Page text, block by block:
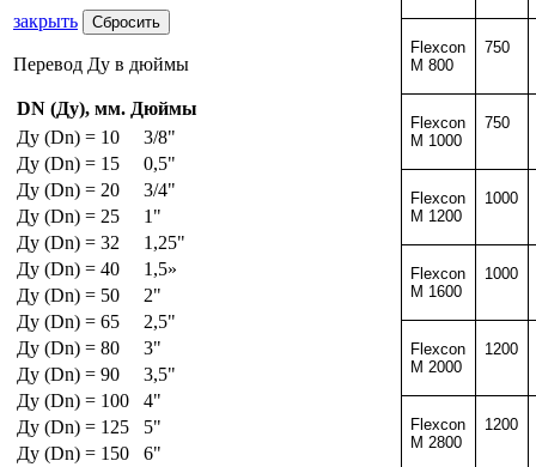
закрыть
Перевод Ду в дюймы
DN (Ду), мм. Дюймы
Ду (Dn) = 10
3/8"
Ду (Dn) = 15
0,5"
Ду (Dn) = 20
3/4"
Ду (Dn) = 25
1"
Ду (Dn) = 32
1,25"
Ду (Dn) = 40
1,5»
Ду (Dn) = 50
2"
Ду (Dn) = 65
2,5"
Ду (Dn) = 80
3"
Ду (Dn) = 90
3,5"
Ду (Dn) = 100
4"
Ду (Dn) = 125
5"
Ду (Dn) = 150
6"
Flexcon
M 800
750
Flexcon
M 1000
750
Flexcon
M 1200
1000
Flexcon
M 1600
1000
Flexcon
M 2000
1200
Flexcon
M 2800
1200